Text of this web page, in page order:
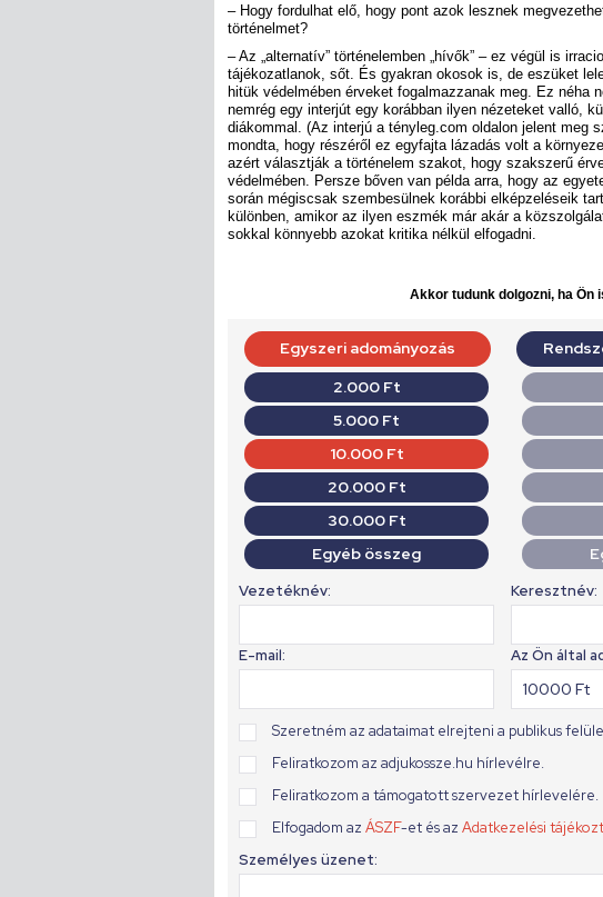
– Hogy fordulhat elő, hogy pont azok lesznek
történelmet?
– Az „alternatív” történelemben „hívők” – ez végül is
tájékozatlanok, sőt. És gyakran okosok is, de eszüket
hitük védelmében érveket fogalmazzanak meg. Ez néha
nemrég egy interjút egy korábban ilyen nézeteket valló,
diákommal. (Az interjú a tényleg.com oldalon jelent meg
mondta, hogy részéről ez egyfajta lázadás volt a
azért választják a történelem szakot, hogy szakszerű
védelmében. Persze bőven van példa arra, hogy az
során mégiscsak szembesülnek korábbi elképzeléseik
különben, amikor az ilyen eszmék már akár a
sokkal könnyebb azokat kritika nélkül elfogadni.
Akkor tudunk dolgozni, ha Ön